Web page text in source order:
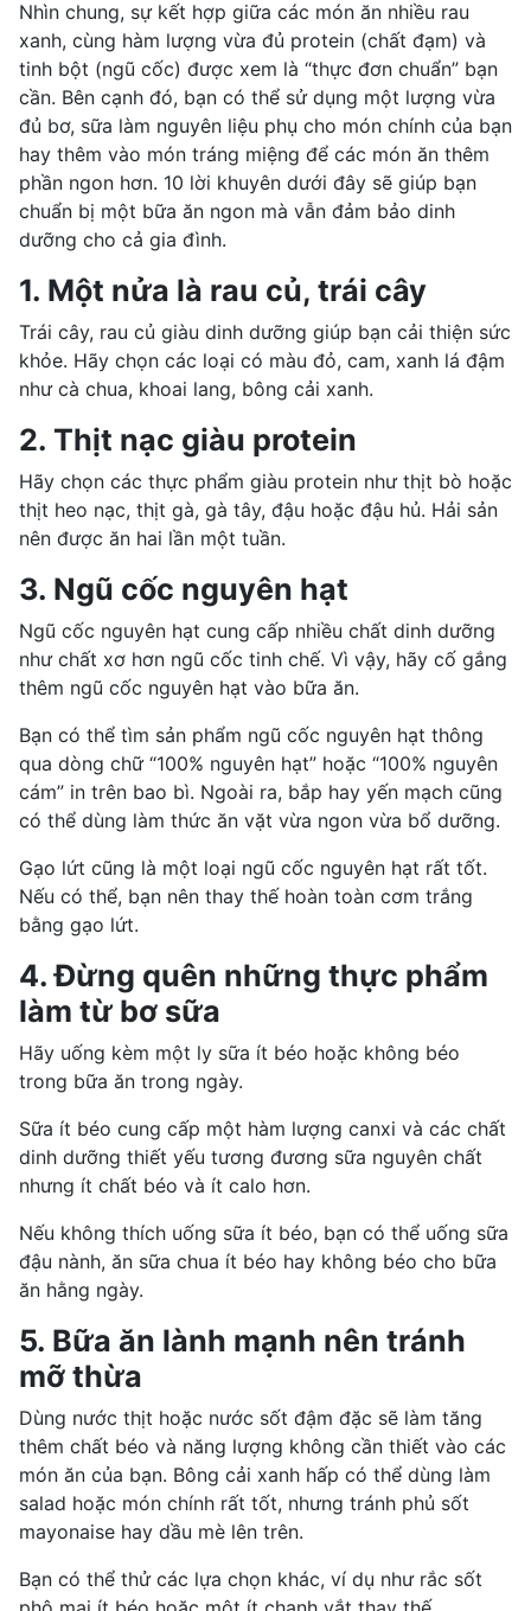
Nhìn chung, sự kết hợp giữa các món ăn nhiều rau
xanh, cùng hàm lượng vừa đủ protein (chất đạm) và
tinh bột (ngũ cốc) được xem là “thực đơn chuẩn” bạn
cần. Bên cạnh đó, bạn có thể sử dụng một lượng vừa
đủ bơ, sữa làm nguyên liệu phụ cho món chính của bạn
hay thêm vào món tráng miệng để các món ăn thêm
phần ngon hơn. 10 lời khuyên dưới đây sẽ giúp bạn
chuẩn bị một bữa ăn ngon mà vẫn đảm bảo dinh
dưỡng cho cả gia đình.
1. Một nửa là rau củ, trái cây
Trái cây, rau củ giàu dinh dưỡng giúp bạn cải thiện sức
khỏe. Hãy chọn các loại có màu đỏ, cam, xanh lá đậm
như cà chua, khoai lang, bông cải xanh.
2. Thịt nạc giàu protein
Hãy chọn các thực phẩm giàu protein như thịt bò hoặc
thịt heo nạc, thịt gà, gà tây, đậu hoặc đậu hủ. Hải sản
nên được ăn hai lần một tuần.
3. Ngũ cốc nguyên hạt
Ngũ cốc nguyên hạt cung cấp nhiều chất dinh dưỡng
như chất xơ hơn ngũ cốc tinh chế. Vì vậy, hãy cố gắng
thêm ngũ cốc nguyên hạt vào bữa ăn.
Bạn có thể tìm sản phẩm ngũ cốc nguyên hạt thông
qua dòng chữ “100% nguyên hạt” hoặc “100% nguyên
cám” in trên bao bì. Ngoài ra, bắp hay yến mạch cũng
có thể dùng làm thức ăn vặt vừa ngon vừa bổ dưỡng.
Gạo lứt cũng là một loại ngũ cốc nguyên hạt rất tốt.
Nếu có thể, bạn nên thay thế hoàn toàn cơm trắng
bằng gạo lứt.
4. Đừng quên những thực phẩm
làm từ bơ sữa
Hãy uống kèm một ly sữa ít béo hoặc không béo
trong bữa ăn trong ngày.
Sữa ít béo cung cấp một hàm lượng canxi và các chất
dinh dưỡng thiết yếu tương đương sữa nguyên chất
nhưng ít chất béo và ít calo hơn.
Nếu không thích uống sữa ít béo, bạn có thể uống sữa
đậu nành, ăn sữa chua ít béo hay không béo cho bữa
ăn hằng ngày.
5. Bữa ăn lành mạnh nên tránh
mỡ thừa
Dùng nước thịt hoặc nước sốt đậm đặc sẽ làm tăng
thêm chất béo và năng lượng không cần thiết vào các
món ăn của bạn. Bông cải xanh hấp có thể dùng làm
salad hoặc món chính rất tốt, nhưng tránh phủ sốt
mayonaise hay dầu mè lên trên.
Bạn có thể thử các lựa chọn khác, ví dụ như rắc sốt